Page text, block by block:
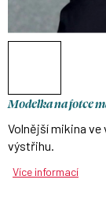
Modelka na fotce
Volnější mikina
výstřihu.
Více informací